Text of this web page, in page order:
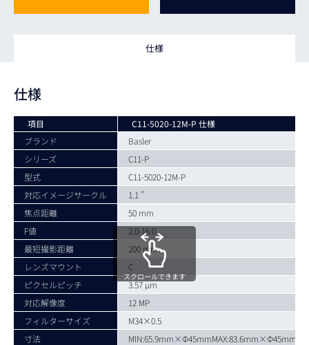
仕様
仕様
項目
C11-5020-12M-P 仕様
ブランド
Basler
シリーズ
C11-P
型式
C11-5020-12M-P
対応イメージサークル
1.1 "
焦点距離
50 mm
F値
2.0-16.0
最短撮影距離
200 mm
レンズマウント
C
ピクセルピッチ
3.57 µm
対応解像度
12 MP
フィルターサイズ
M34×0.5
寸法
MIN:65.9mm×Φ45mmMAX:83.6mm×Φ45mm
スクロールできます